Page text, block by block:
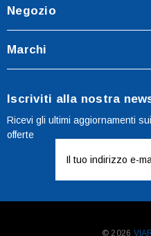
Negozio
Marchi
Iscriviti alla nostra
Ricevi gli ultimi aggiornamenti
offerte
mail
© 2026